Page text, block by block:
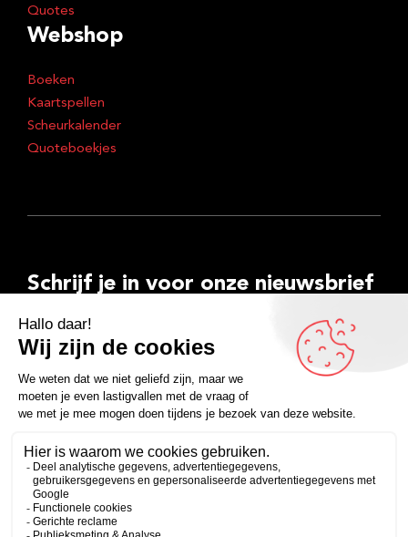
Quotes
Webshop
Boeken
Kaartspellen
Scheurkalender
Quoteboekjes
Schrijf je in voor onze nieuwsbrief
E-
mailadres
Inschrijven
FacebookInstagramLinkedInYouTubeSpotify